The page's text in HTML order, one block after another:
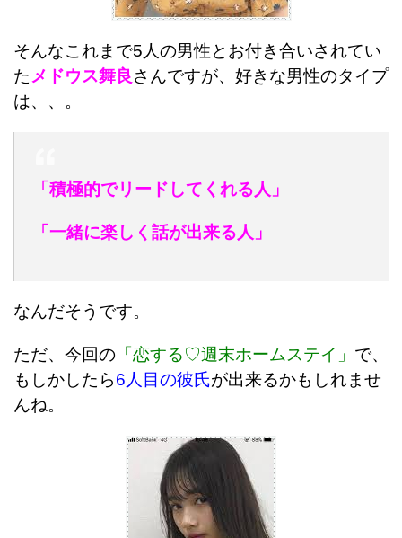
そんなこれまで5人の男性とお付き合いされてい
た メドウス舞良さんですが、好きな男性のタイプ
は、、。
「積極的でリードしてくれる人」
「一緒に楽しく話が出来る人」
なんだそうです。
ただ、今回の 「恋する♡週末ホームステイ」 で、
もしかしたら6人目の彼氏が出来るかもしれませ
んね。